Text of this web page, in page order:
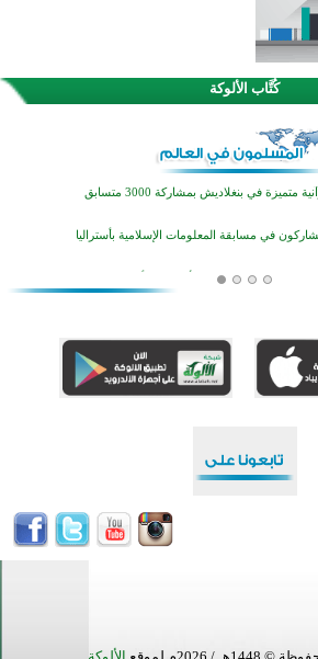
كُتَّاب الألوكة
لمسابقة حفظ وتلاوة القرآن الكريم في أزناكاييف
لتعزيز القيم وبناء الشخصية للشباب المسلمين
متميزة في بنغلاديش بمشاركة 3000 متسابق
مسجد في بلييفليا بالجبل الأسود منذ أكثر من قرن
أستراليا يفتتح أبوابه بعد سنوات من العمل والعطاء
متميزة في بنغلاديش بمشاركة 3000 متسابق